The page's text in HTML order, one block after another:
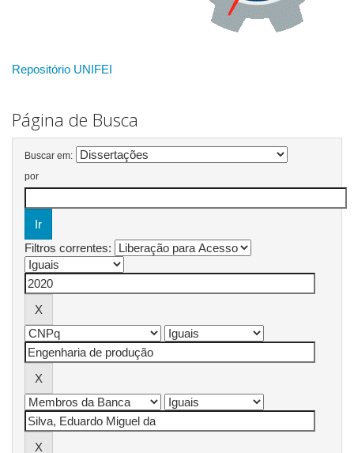
Repositório UNIFEI
Página de Busca
Buscar em:
por
Filtros correntes: